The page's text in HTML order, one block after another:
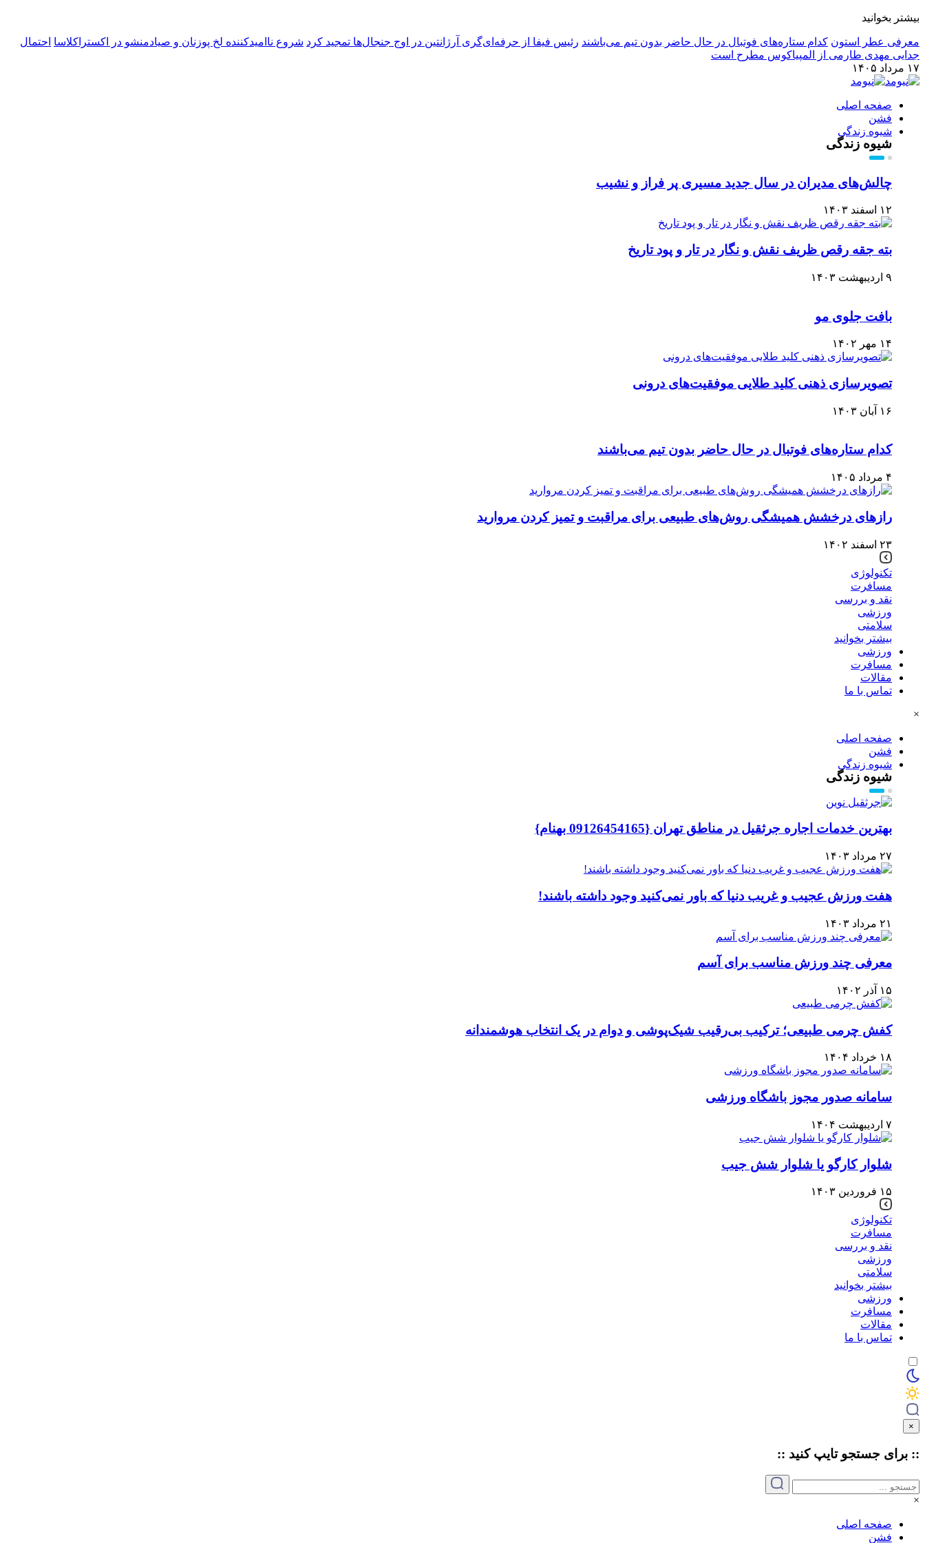
بیشتر بخوانید
معرفی عطر استون کدام ستاره‌های فوتبال در حال حاضر بدون تیم می‌باشند رئیس فیفا از حرفه‌ای‌گری آرژانتین در اوج جنجال‌ها تمجید کرد شروع ناامیدکننده لخ پوزنان و صیادمنشو در اکستراکلاسا احتمال
جدایی مهدی طارمی از المپیاکوس مطرح است
۱۷ مرداد ۱۴۰۵
صفحه اصلی
فشن
شیوه زندگی
شیوه زندگی
چالش‌های مدیران در سال جدید مسیری پر فراز و نشیب
۱۲ اسفند ۱۴۰۳
بته جقه رقص ظریف نقش و نگار در تار و پود تاریخ
۹ اردیبهشت ۱۴۰۳
بافت جلوی مو
۱۴ مهر ۱۴۰۲
تصویرسازی ذهنی کلید طلایی موفقیت‌های درونی
۱۶ آبان ۱۴۰۳
کدام ستاره‌های فوتبال در حال حاضر بدون تیم می‌باشند
۴ مرداد ۱۴۰۵
رازهای درخشش همیشگی روش‌های طبیعی برای مراقبت و تمیز کردن مروارید
۲۳ اسفند ۱۴۰۲
تکنولوژی
مسافرت
نقد و بررسی
ورزشی
سلامتی
بیشتر بخوانید
ورزشی
مسافرت
مقالات
تماس با ما
×
صفحه اصلی
فشن
شیوه زندگی
شیوه زندگی
بهترین خدمات اجاره جرثقیل در مناطق تهران {09126454165 بهنام}
۲۷ مرداد ۱۴۰۳
هفت ورزش عجیب و غریب دنیا که باور نمی‌کنید وجود داشته باشند!
۲۱ مرداد ۱۴۰۳
معرفی چند ورزش مناسب برای آسم
۱۵ آذر ۱۴۰۲
کفش چرمی طبیعی؛ ترکیب بی‌رقیب شیک‌پوشی و دوام در یک انتخاب هوشمندانه
۱۸ خرداد ۱۴۰۴
سامانه صدور مجوز باشگاه ورزشی
۷ اردیبهشت ۱۴۰۴
شلوار کارگو یا شلوار شش جیب
۱۵ فروردین ۱۴۰۳
تکنولوژی
مسافرت
نقد و بررسی
ورزشی
سلامتی
بیشتر بخوانید
ورزشی
مسافرت
مقالات
تماس با ما
×
:: برای جستجو تایپکنید ::
×
صفحه اصلی
فشن